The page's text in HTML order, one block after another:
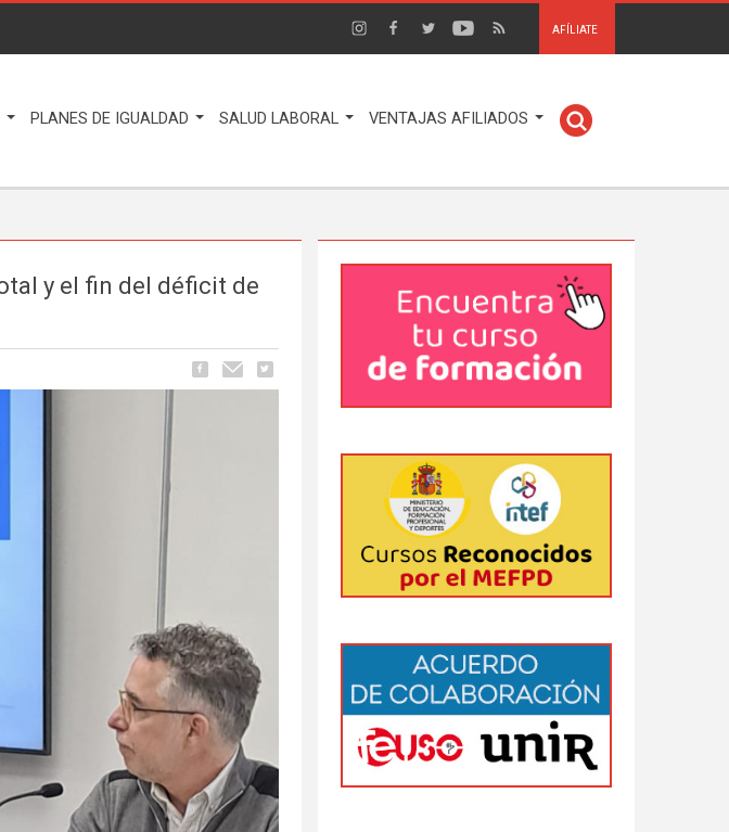
AFÍLIATE
PLANES DE IGUALDAD SALUD LABORAL VENTAJAS AFILIADOS
y el fin del déficit de